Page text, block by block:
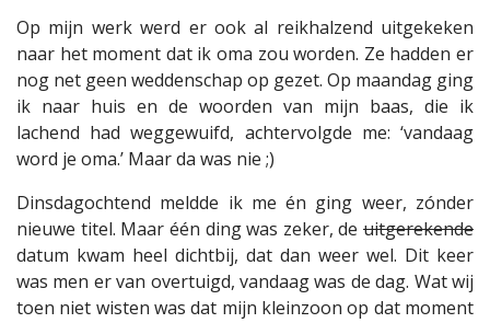
Op mijn werk werd er ook al reikhalzend uitgekeken
naar het moment dat ik oma zou worden. Ze hadden er
nog net geen weddenschap op gezet. Op maandag ging
ik naar huis en de woorden van mijn baas, die ik
lachend had weggewuifd, achtervolgde me: ‘vandaag
word je oma.’ Maar da was nie ;)
Dinsdagochtend meldde ik me én ging weer, zónder
nieuwe titel. Maar één ding was zeker, de uitgerekende
datum kwam heel dichtbij, dat dan weer wel. Dit keer
was men er van overtuigd, vandaag was de dag. Wat wij
toen niet wisten was dat mijn kleinzoon op dat moment